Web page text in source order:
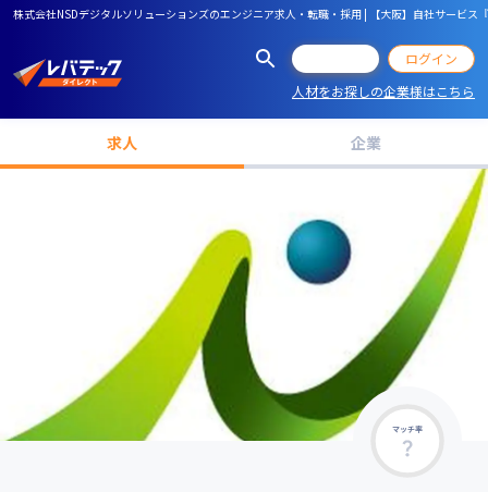
株式会社NSDデジタルソリューションズのエンジニア求人・転職・採用 | 【大阪】自社サービ
ログイン
人材をお探しの企業様はこちら
求人 企業
マッチ率